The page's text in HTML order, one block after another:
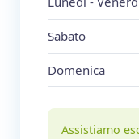
Sabato
Domenica
Assistiamo